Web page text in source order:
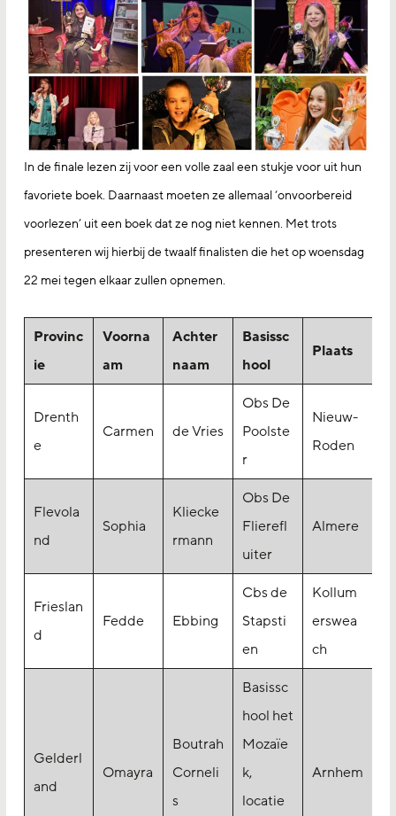
In de finale lezen zij voor een volle zaal een stukje voor uit hun
favoriete boek. Daarnaast moeten ze allemaal ‘onvoorbereid
voorlezen’ uit een boek dat ze nog niet kennen. Met trots
presenteren wij hierbij de twaalf finalisten die het op woensdag
22 mei tegen elkaar zullen opnemen.
Provinc
ie
Voorna
am
Achter
naam
Basissc
hool
Plaats
Drenth
e
Carmen de Vries
Obs De
Poolste
r
Nieuw-
Roden
Flevola
nd
Sophia
Kliecke
rmann
Obs De
Flierefl
uiter
Almere
Frieslan
d
Fedde Ebbing
Cbs de
Stapsti
en
Kollum
erswea
ch
Gelderl
and
Omayra
Boutrah
Corneli
s
Basissc
hool het
Mozaïe
k,
locatie
Arnhem